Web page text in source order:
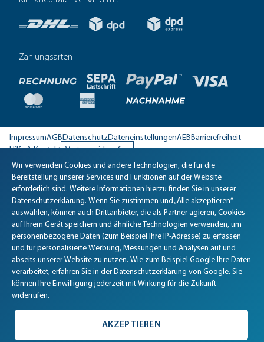
Zahlungsarten
ImpressumAGBDatenschutzDateneinstellungenAEBBarrierefreiheit
Hilfe & Kontakt Vertrag widerrufen
Biomaris Cookie-Einstellungen geöffnet
Wir verwenden Cookies und andere Technologien, die für die
Bereitstellung unserer Services und Funktionen auf der Website
erforderlich sind. Weitere Informationen hierzu finden Sie in unserer
Datenschutzerklärung. Wenn Sie zustimmen und „Alle akzeptieren“
auswählen, können auch Drittanbieter, die als Partner agieren, Cookies
auf Ihrem Gerät speichern und ähnliche Technologien verwenden, um
personenbezogene Daten (zum Beispiel Ihre IP-Adresse) zu erfassen
und für personalisierte Werbung, Messungen und Analysen auf und
abseits unserer Website zu nutzen. Wie zum Beispiel Google Ihre Daten
verarbeitet, erfahren Sie in der Datenschutzerklärung von Google. Sie
können Ihre Einwilligung jederzeit mit Wirkung für die Zukunft
widerrufen.
AKZEPTIEREN